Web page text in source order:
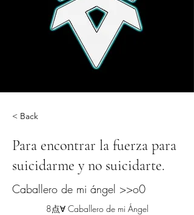
< Back
Para encontrar la fuerza para
suicidarme y no suicidarte.
Caballero de mi ángel >>o0
8点∀ Caballero de mi Ángel